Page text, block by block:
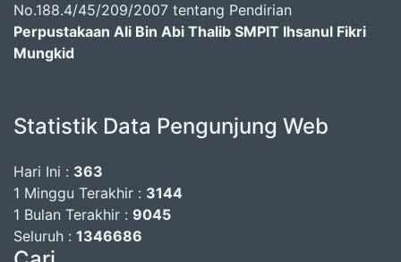
No.188.4/45/209/2007 tentang Pendirian
Perpustakaan Ali Bin Abi Thalib SMPIT Ihsanul Fikri
Mungkid
Statistik Data Pengunjung Web
Hari Ini : 363
1 Minggu Terakhir : 3144
1 Bulan Terakhir : 9045
Seluruh : 1346686